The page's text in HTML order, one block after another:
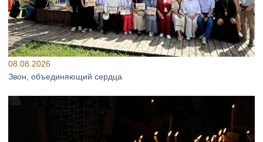
08.08.2026
Звон, объединяющий сердца